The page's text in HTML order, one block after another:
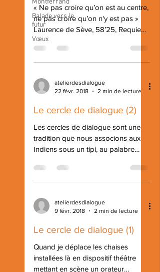
Montferrand
Balade vers le
futur
Vœux
« Ne pas croire qu’on est au centre,
ne pas croire qu’on n'y est pas »
Laurence de Sève, 58’25, Requiem
pour impostures. Carl Rogers...
atelierdesdialogue
22 févr. 2018
2 min de lecture
Le cercle de dialogue (2)
Les cercles de dialogue sont une
tradition que nous associons aux
Indiens sous un tipi, au palabre
groupe....
atelierdesdialogue
9 févr. 2018
2 min de lecture
Le cercle de dialogue (1)
Quand je déplace les chaises
installées là en dispositif théâtre
mettant en scène un orateur